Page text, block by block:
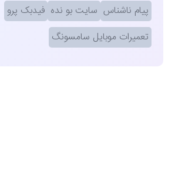
پیام ناشناس سایت بو نده فیدبک پرو
تعمیرات موبایل سامسونگ